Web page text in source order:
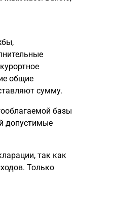
общие
сумму.
базы
допустимые
так как
Только